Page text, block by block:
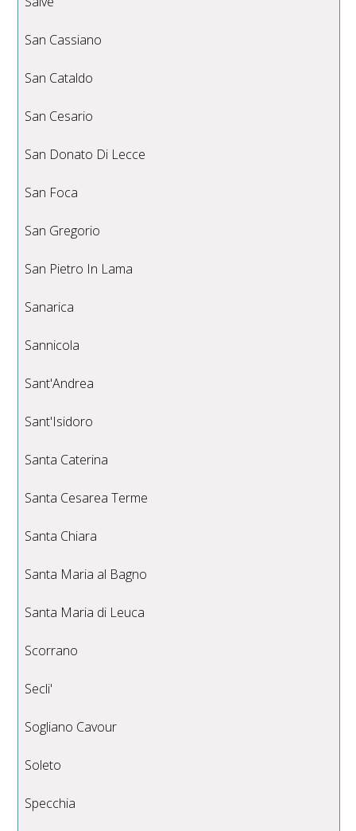
San Cassiano
San Cataldo
San Cesario
San Donato Di Lecce
San Foca
San Gregorio
San Pietro In Lama
Sanarica
Sannicola
Sant'Andrea
Sant'Isidoro
Santa Caterina
Santa Cesarea Terme
Santa Chiara
Santa Maria al Bagno
Santa Maria di Leuca
Scorrano
Secli'
Sogliano Cavour
Soleto
Specchia